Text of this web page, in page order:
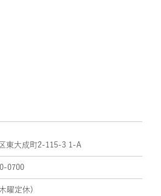
東大成町2-115-3 1-A
0700
曜定休)